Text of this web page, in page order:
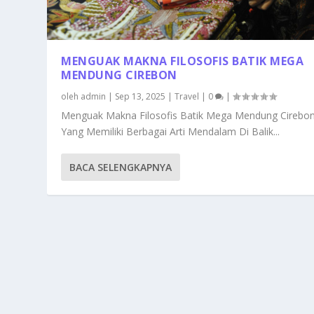
MENGUAK MAKNA FILOSOFIS BATIK MEGA
MENDUNG CIREBON
oleh admin | Sep 13, 2025 |Travel | 0 |
Menguak Makna Filosofis Batik Mega Mendung
Yang Memiliki Berbagai Arti Mendalam Di Balik...
BACA SELENGKAPNYA